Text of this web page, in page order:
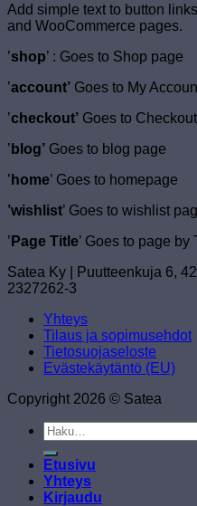
Add simple text to button
and WooCommerce pages.
’shop’ : Goes to Shop page
’account’ Goes to My
’checkout’ Goes to
’ blog’ Goes to blog page
’ home’ Goes to homepage
’wishlist’ Goes to wishlist
’ Page Title’ Goes to page by
Satea Ky | Puutteenkuja 6,
2327262-3
Yhteys
Tilaus ja sopimusehdot
Tietosuojaseloste
Evästekäytäntö (EU)
Copyright 2026 © Satea
Etsi:
Etusivu
Yhteys
Kirjaudu